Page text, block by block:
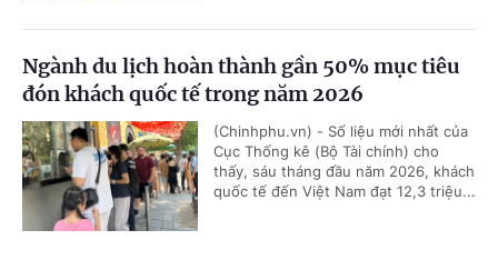
Ngành du lịch hoàn thành gần 50% mục tiêu
đón khách quốc tế trong năm 2026
(Chinhphu.vn) - Số liệu mới nhất của
Cục Thống kê (Bộ Tài chính) cho
thấy, sáu tháng đầu năm 2026, khách
quốc tế đến Việt Nam đạt 12,3 triệu...